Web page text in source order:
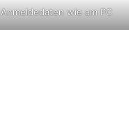
Anmeldedaten wie am PC